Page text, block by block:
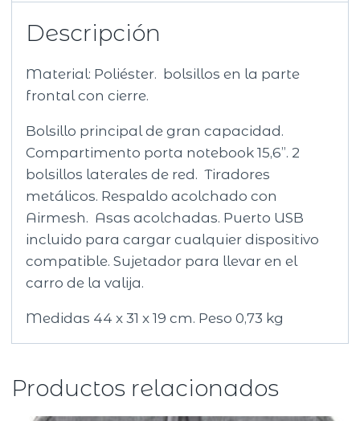
Descripción
Material: Poliéster. bolsillos en la parte
frontal con cierre.
Bolsillo principal de gran capacidad.
Compartimento porta notebook 15,6”. 2
bolsillos laterales de red. Tiradores
metálicos. Respaldo acolchado con
Airmesh. Asas acolchadas. Puerto USB
incluido para cargar cualquier dispositivo
compatible. Sujetador para llevar en el
carro de la valija.
Medidas 44 x 31 x 19 cm. Peso 0,73 kg
Productos relacionados